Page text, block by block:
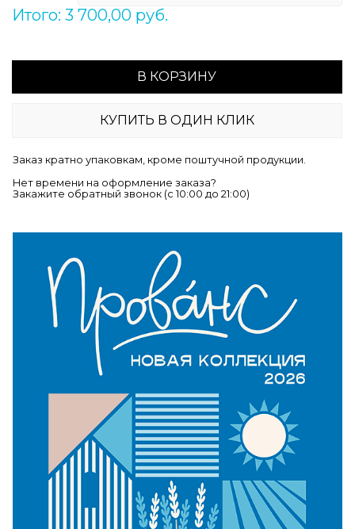
Итого: 3 700,00 руб.
В КОРЗИНУ
КУПИТЬ В ОДИН КЛИК
Заказ кратно упаковкам, кроме поштучной продукции.
Нет времени на оформление заказа?
Закажите обратный звонок (c 10:00 до 21:00)